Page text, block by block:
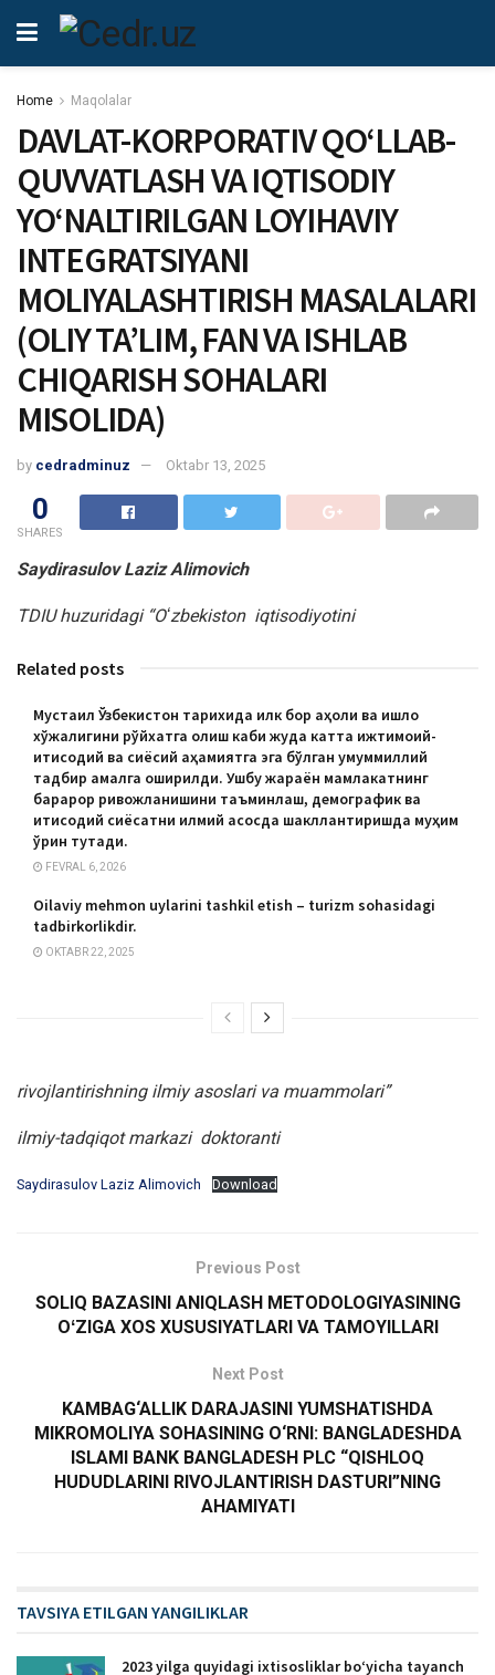
Home Maqolalar
DAVLAT-KORPORATIV QO‘LLAB-
QUVVATLASH VA IQTISODIY
YO‘NALTIRILGAN LOYIHAVIY
INTEGRATSIYANI
MOLIYALASHTIRISH MASALALARI
(OLIY TA’LIM, FAN VA ISHLAB
CHIQARISH SOHALARI
MISOLIDA)
by cedradminuz Oktabr 13, 2025
0
SHARES
Saydirasulov Laziz Alimovich
TDIU huzuridagi “Oʻzbekiston iqtisodiyotini
Related posts
Мустақил Ўзбекистон тарихида илк бор аҳоли ва қишлоқ
хўжалигини рўйхатга олиш каби жуда катта ижтимоий-
иқтисодий ва сиёсий аҳамиятга эга бўлган умуммиллий
тадбир амалга оширилди. Ушбу жараён мамлакатнинг
барқарор ривожланишини таъминлаш, демографик ва
иқтисодий сиёсатни илмий асосда шакллантиришда муҳим
ўрин тутади.
FEVRAL 6, 2026
Oilaviy mehmon uylarini tashkil etish – turizm sohasidagi
tadbirkorlikdir.
OKTABR 22, 2025
rivojlantirishning ilmiy asoslari va muammolari”
ilmiy-tadqiqot markazi doktoranti
Saydirasulov Laziz Alimovich Download
Previous Post
SOLIQ BAZASINI ANIQLASH METODOLOGIYASINING
OʻZIGA XOS XUSUSIYATLARI VA TAMOYILLARI
Next Post
KAMBAG‘ALLIK DARAJASINI YUMSHATISHDA
MIKROMOLIYA SOHASINING O‘RNI: BANGLADESHDA
ISLAMI BANK BANGLADESH PLC “QISHLOQ
HUDUDLARINI RIVOJLANTIRISH DASTURI”NING
AHAMIYATI
TAVSIYA ETILGAN YANGILIKLAR
2023 yilga quyidagi ixtisosliklar bо‘yicha tayanch